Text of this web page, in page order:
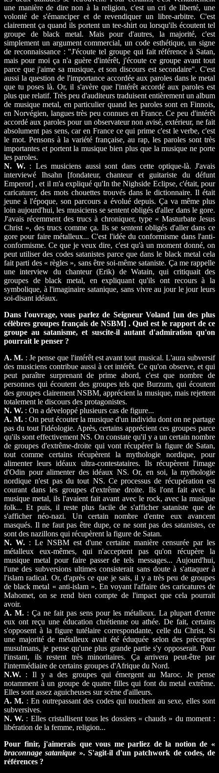
une manière de dire non à la religion, c'est un cri de liberté, une
volonté de s'émanciper et de revendiquer un libre-arbitre. C'est
clairement ça quand ils portent un tee-shirt ou lorsqu'ils écoutent tel
groupe de black metal. Mais pour d'autres, la majorité, c'est
simplement un argument commercial, un code esthétique, un signe
de reconnaissance : "J'écoute tel groupe qui fait référence à Satan,
mais pour moi ça n'a guère d'intérêt, j'écoute ce groupe avant tout
parce que j'aime sa musique, et son discours est secondaire". C'est
aussi la question de l'importance accordée aux paroles dans le metal
que tu poses là. Or, il s'avère que l'intérêt accordé aux paroles est
plus que relatif. Très peu d'auditeurs traduisent entièrement un album
de musique metal, en particulier quand les paroles sont en Finnois,
en Norvégien, langues très peu connues en France. Ce peu d'intérêt
accordé aux paroles pour un observateur non avisé, extérieur, ne fait
absolument pas sens, car en France ce qui prime c'est le verbe, c'est
le mot. Pensons à la variété française, au rap, les paroles sont très
importantes et portent la musique bien plus que la musique ne porte
les paroles.
N. W.: Les musiciens aussi sont dans cette optique-là. J'avais
interviewé Ihsahn [fondateur, chanteur et guitariste du défunt
Emperor] , et il m'a expliqué qu'In the Nighside Eclipse, c'était, pour
caricaturer, des mots chouettes trouvés dans le dictionnaire. Il était
jeune à l'époque, son parcours a évolué depuis. Ça va même plus
loin aujourd'hui, les musiciens se sentent obligés d'aller dans le gore.
J'avais récemment des trucs à chroniquer, type « Masturbate Jesus
Christ », des trucs comme ça. Ils se sentent obligés d'aller dans ce
gore pour faire métalleux... C'est l'idée du conformisme dans l'anti-
conformisme. Ce que je veux dire, c'est qu'à un moment donné, on
peut utiliser des codes satanistes parce que dans le black metal cela
fait parti des « règles », sans être soi-même sataniste. Ça me rappelle
une interview du chanteur (Erik) de Watain, qui critiquait des
groupes de black metal, en expliquant qu'ils ont recours à la
symbolique, à l'imaginaire satanique, sans vivre au jour le jour leurs
soi-disant idéaux.
Dans l'ouvrage, vous parlez de Seigneur Voland [un des plus
célèbres groupes français de NSBM] . Quel est le rapport de ce
groupe au satanisme, et suscite-il autant d'admiration qu'on
pourrait le penser ?
A. M. : Je pense que l'intérêt est avant tout musical. L'aura subversif
des musiciens contribue aussi à cet intérêt. Ce qu'on observe, et qui
peut paraître surprenant de prime abord, c'est que nombre de
personnes qui écoutent des groupes tels que Burzum, qui écoutent
des groupes clairement NSBM, apprécient la musique, mais rejettent
totalement le discours des protagonistes.
N. W. : On a développé plusieurs cas de figure...
A. M. : On peut écouter la musique d'un individu dont on ne partage
pas du tout l'idéologie. Après, certains apprécient ces groupes parce
qu'ils sont effectivement NS. On constate qu'il y a un certain nombre
de groupes d'extrême-droite qui vont récupérer la figure de Satan,
tout comme certains récupèrent la mythologie nordique, pour
alimenter leurs idéaux ultra-contestataires. Ils récupèrent l'image
d'Odin pour alimenter des idéaux NS. Or, en soi, la mythologie
nordique n'est pas du tout NS. Ce processus de récupération est
courant dans les groupes d'extrême droite. Ils l'ont fait avec la
musique metal, ils l'avaient fait avant avec le rock, avec la musique
folk... Et puis, il reste plus facile de s'afficher sataniste que de
s'afficher néo-nazi. Un certain nombre d'entre eux avancent
masqués. Il ne faut pas être dupe, ce ne sont pas des satanistes, ce
sont des nazillons qui récupèrent la figure de Satan.
N. W. : Le NSBM est d'une certaine manière censurée par les
métalleux eux-mêmes, qui n'acceptent pas qu'on récupère la
musique metal pour faire passer de tels messages... Aujourd'hui,
l'une des subversions ultimes consisterait sans doute à s'attaquer à
l'islam radical. Or, d'après ce que je sais, il y a très peu de groupes
de black metal « anti-islam ». En voyant l'affaire des caricatures de
Mahomet, on se rend bien compte de l'impact que cela pourrait
avoir.
A. M. : Ça ne fait pas sens pour les métalleux. La plupart d'entre
eux ont reçu une éducation chrétienne ou athée. De fait, certains
s'opposent à la figure tutélaire correspondante, celle du Christ. Si
une majorité de métalleux avait été éduquée selon des préceptes
musulmans, je pense qu'une plus grande partie s'y opposerait. Pour
l'instant, ils restent très minoritaires. Ça arrivera peut-être par
l'intermédiaire de certains groupes d'Afrique du Nord.
N.W. : Il y a des groupes qui émergent au Maroc. Je pense
notamment à un groupe de quatre filles qui font du metal extrême.
Elles sont assez aguicheuses sur scène d'ailleurs.
A. M. : En outrepassant des codes qui touchent au sexe, elles sont
subversives.
N. W. : Elles cristallisent tous les dossiers « chauds » du moment :
libération de la femme, religion...
Pour finir, j'aimerais que vous me parliez de la notion de «
braconnage satanique ». S'agit-il d'un patchwork de codes, de
références ?